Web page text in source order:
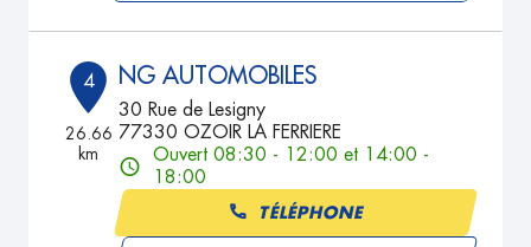
4
26.66
km
NG AUTOMOBILES
30 Rue de Lesigny
77330 OZOIR LA FERRIERE
Ouvert 08:30 - 12:00 et 14:00 -
18:00
TÉLÉPHONE